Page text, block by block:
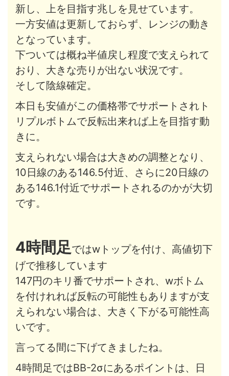
新し、上を目指す兆しを見せています。
一方安値は更新しておらず、レンジの動き
となっています。
下ついては概ね半値戻し程度で支えられて
おり、大きな売りが出ない状況です。
そして陰線確定。
本日も安値がこの価格帯でサポートされト
リプルボトムで反転出来れば上を目指す動
きに。
支えられない場合は大きめの調整となり、
10日線のある146.5付近、さらに20日線の
ある146.1付近でサポートされるのかが大切
です。
4時間足ではwトップを付け、高値切下
げで推移しています
147円のキリ番でサポートされ、wボトム
を付けれれば反転の可能性もありますが支
えられない場合は、大きく下がる可能性高
いです。
言ってる間に下げてきましたね。
4時間足ではBB-2σにあるポイントは、日